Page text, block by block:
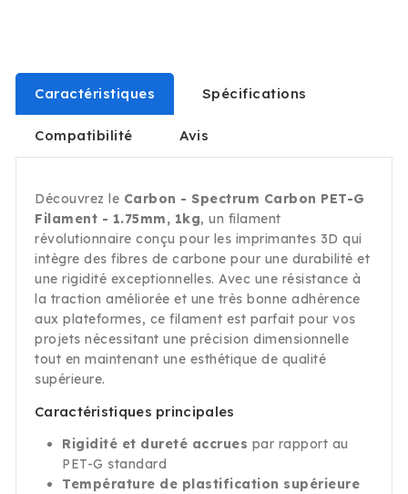
Caractéristiques Spécifications
Compatibilité Avis
Découvrez le Carbon - Spectrum Carbon PET-G
Filament - 1.75mm, 1kg, un filament
révolutionnaire conçu pour les imprimantes 3D qui
intègre des fibres de carbone pour une durabilité et
une rigidité exceptionnelles. Avec une résistance à
la traction améliorée et une très bonne adhérence
aux plateformes, ce filament est parfait pour vos
projets nécessitant une précision dimensionnelle
tout en maintenant une esthétique de qualité
supérieure.
Caractéristiques principales
Rigidité et dureté accrues par rapport au
PET-G standard
Température de plastification supérieure